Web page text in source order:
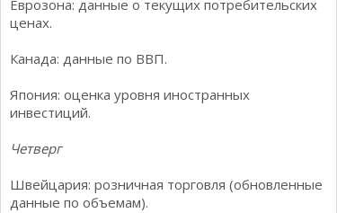
Еврозона: данные о текущих потребительских
ценах.
Канада: данные по ВВП.
Япония: оценка уровня иностранных
инвестиций.
Четверг
Швейцария: розничная торговля (обновленные
данные по объемам).